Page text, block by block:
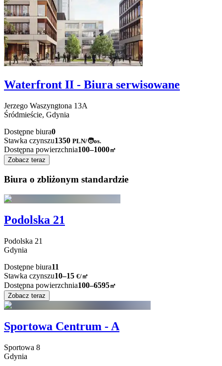
Waterfront II - Biura serwisowane
Jerzego Waszyngtona 13A
Śródmieście, Gdynia
Dostępne biura0
Stawka czynszu1350 PLN/🧑os.
Dostępna powierzchnia100–1000㎡
Zobacz teraz
Biura o zbliżonym standardzie
Podolska 21
Podolska 21
Gdynia
Dostępne biura11
Stawka czynszu10–15 €/㎡
Dostępna powierzchnia100–6595㎡
Zobacz teraz
Sportowa Centrum - A
Sportowa 8
Gdynia